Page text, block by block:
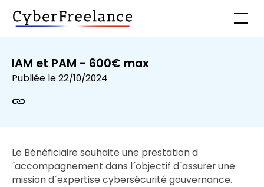
IAM et PAM - 600€ max
Publiée le22/10/2024
Le Bénéficiaire souhaite une prestation d
´accompagnement dans l´objectif d´assurer une
mission d´expertise cybersécurité gouvernance.